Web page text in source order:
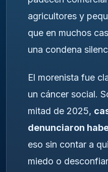
agricultores y
que en muchos
una condena
El morenista fue
un cáncer social.
mitad de 2025,
denunciaron
eso sin contar a
miedo o